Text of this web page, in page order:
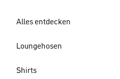
Alles entdecken
Loungehosen
Shirts